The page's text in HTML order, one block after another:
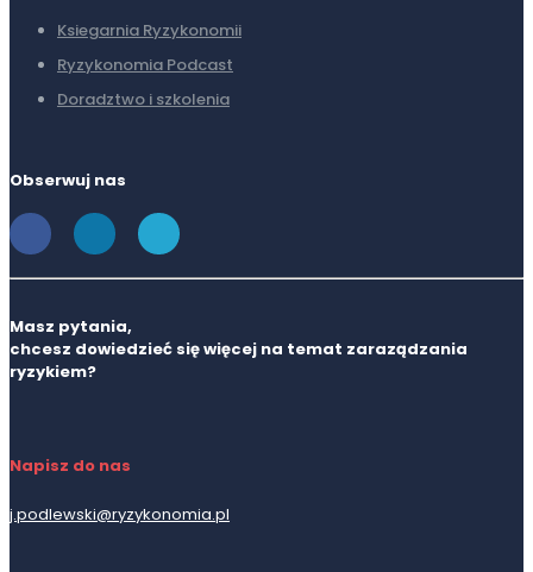
Ksiegarnia Ryzykonomii
Ryzykonomia Podcast
Doradztwo i szkolenia
Obserwuj nas
Masz pytania,
chcesz dowiedzieć się więcej na temat zaraządzania
ryzykiem?
Napisz do nas
j.podlewski@ryzykonomia.pl